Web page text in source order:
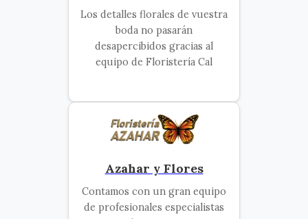
Los detalles florales de vuestra
boda no pasarán
desapercibidos gracias al
equipo de Floristería Cal
Azahar y Flores
Contamos con un gran equipo
de profesionales especialistas